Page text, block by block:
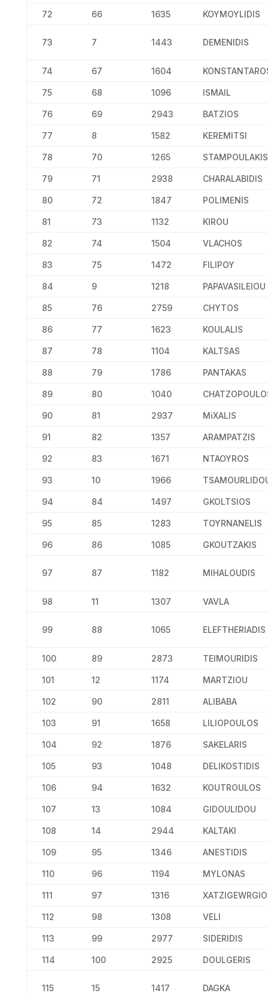
72 66 1635 KOYMOYLIDIS
73 7 1443 DEMENIDIS
74 67 1604
75 68 1096 ISMAIL
76 69 2943 BATZIOS
77 8 1582 KEREMITSI
78 70 1265 STAMPOULAKIS
79 71 2938 CHARALABIDIS
80 72 1847 POLIMENIS
81 73 1132 KIROU
82 74 1504 VLACHOS
83 75 1472 FILIPOY
84 9 1218 PAPAVASILEIOU
85 76 2759 CHYTOS
86 77 1623 KOULALIS
87 78 1104 KALTSAS
88 79 1786 PANTAKAS
89 80 1040
90 81 2937 MiXALIS
91 82 1357 ARAMPATZIS
92 83 1671 NTAOYROS
93 10 1966
94 84 1497 GKOLTSIOS
95 85 1283 TOYRNANELIS
96 86 1085 GKOUTZAKIS
97 87 1182 MIHALOUDIS
98 11 1307 VAVLA
99 88 1065 ELEFTHERIADIS
100 89 2873 TEIMOURIDIS
101 12 1174 MARTZIOU
102 90 2811 ALIBABA
103 91 1658 LILIOPOULOS
104 92 1876 SAKELARIS
105 93 1048 DELIKOSTIDIS
106 94 1632 KOUTROULOS
107 13 1084 GIDOULIDOU
108 14 2944 KALTAKI
109 95 1346 ANESTIDIS
110 96 1194 MYLONAS
111 97 1316
112 98 1308 VELI
113 99 2977 SIDERIDIS
114 100 2925 DOULGERIS
115 15 1417 DAGKA